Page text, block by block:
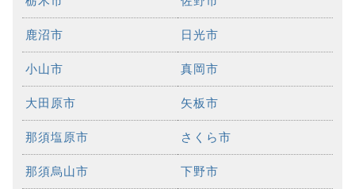
鹿沼市 日光市
小山市 真岡市
大田原市 矢板市
那須塩原市 さくら市
那須烏山市 下野市